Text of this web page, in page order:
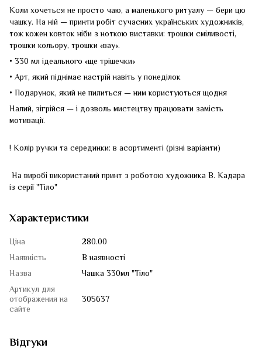
Коли хочеться не просто чаю, а маленького ритуалу — бери цю
чашку. На ній — принти робіт сучасних українських художників,
тож кожен ковток ніби з ноткою виставки: трошки сміливості,
трошки кольору, трошки «вау».
• 330 мл ідеального «ще трішечки»
• Арт, який піднімає настрій навіть у понеділок
• Подарунок, який не пилиться — ним користуються щодня
Налий, зігрійся — і дозволь мистецтву працювати замість
мотивації.
! Колір ручки та серединки: в асортименті (різні варіанти)
На виробі використаний принт з роботою художника В. Кадара
із серії "Тіло"
Характеристики
Ціна
280.00
Наявність
В наявності
Назва
Чашка 330мл "Тіло"
Артикул для
отображения на
сайте
305637
Відгуки